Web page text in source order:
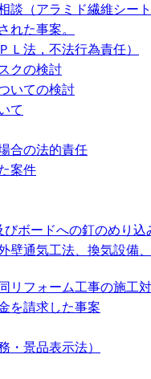
（アラミド繊維シート
れた事案。
Ｌ法，不法行為責任）
クの検討
いての検討
て
合の法的責任
案件
ボードへの釘のめり
壁通気工法、換気設備
リフォーム工事の施
を請求した事案
・景品表示法）